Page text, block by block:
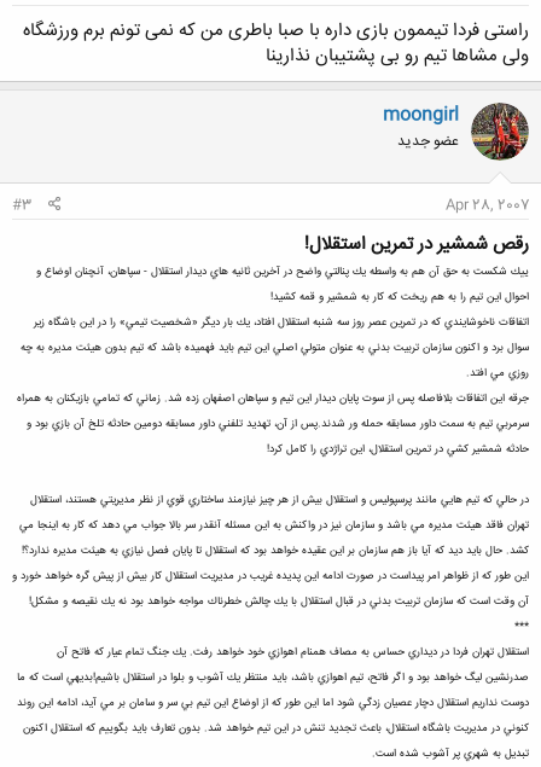
راستی فردا تیممون بازی داره با صبا باطری من که نمی تونم برم ورزشگاه
ولی مشاها تیم رو بی پشتیبان نذارینا
moongirl
عضو جدید
Apr 28, 2007
#3
رقص شمشير در تمرين استقلال!
ييك شكست به حق آن هم به واسطه يك پنالتي واضح در آخرين ثانيه هاي ديدار استقلال - سپاهان، آنچنان اوضاع و
احوال اين تيم را به هم ريخت كه كار به شمشير و قمه كشيد!
اتفاقات ناخوشايندي كه در تمرين عصر روز سه شنبه استقلال افتاد، يك بار ديگر «شخصيت تيمي» را در اين باشگاه زير
سوال برد و اكنون سازمان تربيت بدني به عنوان متولي اصلي اين تيم بايد فهميده باشد كه تيم بدون هيئت مديره به چه
روزي مي افتد.
جرقه اين اتفاقات بلافاصله پس از سوت پايان ديدار اين تيم و سپاهان اصفهان زده شد. زماني كه تمامي بازيكنان به همراه
سرمربي تيم به سمت داور مسابقه حمله ور شدند.پس از آن، تهديد تلفني داور مسابقه دومين حادثه تلخ آن بازي بود و
حادثه شمشير كشي در تمرين استقلال، اين تراژدي را كامل كرد!
در حالي كه تيم هايي مانند پرسپوليس و استقلال بيش از هر چيز نيازمند ساختاري قوي از نظر مديريتي هستند، استقلال
تهران فاقد هيئت مديره مي باشد و سازمان نيز در واكنش به اين مسئله آنقدر سر بالا جواب مي دهد كه كار به اينجا مي
كشد. حال بايد ديد كه آيا باز هم سازمان بر اين عقيده خواهد بود كه استقلال تا پايان فصل نيازي به هيئت مديره ندارد؟!
اين طور كه از ظواهر امر پيداست در صورت ادامه اين پديده غريب در مديريت استقلال كار بيش از پيش گره خواهد خورد و
آن وقت است كه سازمان تربيت بدني در قبال استقلال با يك چالش خطرناك مواجه خواهد بود نه يك نقيصه و مشكل!
***
استقلال تهران فردا در ديداري حساس به مصاف همنام اهوازي خود خواهد رفت. يك جنگ تمام عيار كه فاتح آن
صدرنشين ليگ خواهد بود و اگر فاتح، تيم اهوازي باشد، بايد منتظر يك آشوب و بلوا در استقلال باشيم!بديهي است كه ما
دوست نداريم استقلال دچار عصيان زدگي شود اما اين طور كه از اوضاع اين تيم بي سر و سامان بر مي آيد، ادامه اين روند
كنوني در مديريت باشگاه استقلال، باعث تجديد تنش در اين تيم خواهد شد. بدون تعارف بايد بگوييم كه استقلال اكنون
تبديل به شهري پر آشوب شده است.